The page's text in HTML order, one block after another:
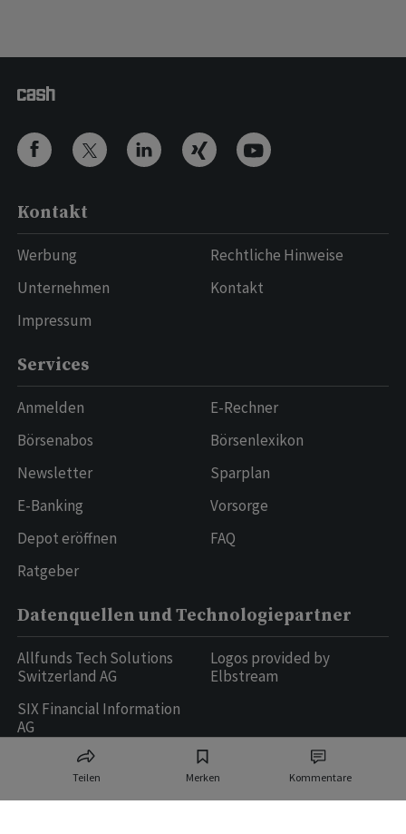
Teilen Merken Kommentare
Kontakt
Werbung
Unternehmen
Impressum
Rechtliche Hinweise
Kontakt
Services
Anmelden
Börsenabos
Newsletter
E-Banking
Depot eröffnen
Ratgeber
E-Rechner
Börsenlexikon
Sparplan
Vorsorge
FAQ
Datenquellen und Technologiepartner
Allfunds Tech Solutions
Switzerland AG
SIX Financial Information
AG
Logos provided by
Elbstream